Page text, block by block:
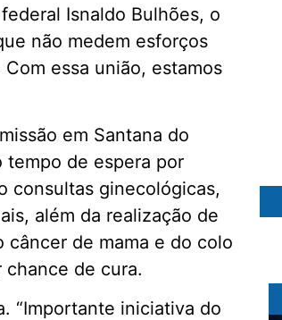
Isnaldo Bulhões, o
não medem esforços
essa união, estamos
em Santana do
tempo de espera por
consultas ginecológicas,
além da realização de
de mama e do colo
de cura.
“Importante iniciativa do